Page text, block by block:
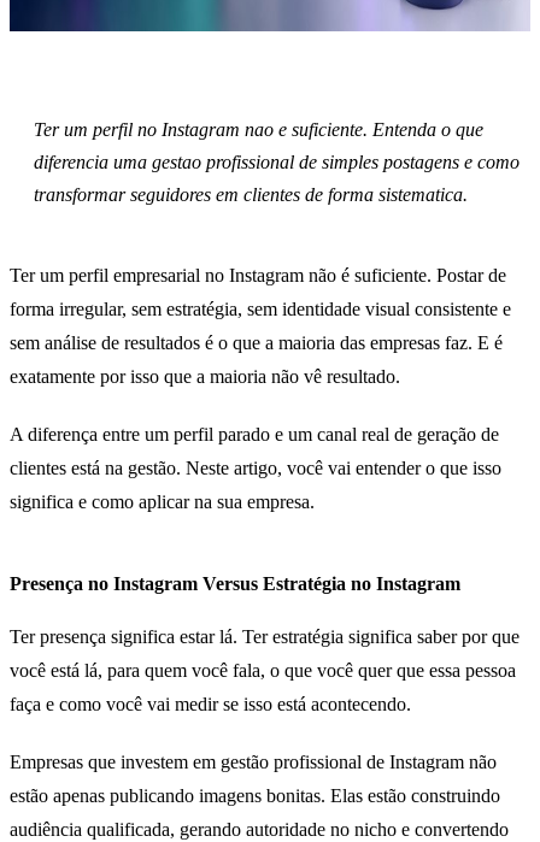
Ter um perfil no Instagram nao e suficiente. Entenda o que
diferencia uma gestao profissional de simples postagens e como
transformar seguidores em clientes de forma sistematica.
Ter um perfil empresarial no Instagram não é suficiente. Postar de
forma irregular, sem estratégia, sem identidade visual consistente e
sem análise de resultados é o que a maioria das empresas faz. E é
exatamente por isso que a maioria não vê resultado.
A diferença entre um perfil parado e um canal real de geração de
clientes está na gestão. Neste artigo, você vai entender o que isso
significa e como aplicar na sua empresa.
Presença no Instagram Versus Estratégia no Instagram
Ter presença significa estar lá. Ter estratégia significa saber por que
você está lá, para quem você fala, o que você quer que essa pessoa
faça e como você vai medir se isso está acontecendo.
Empresas que investem em gestão profissional de Instagram não
estão apenas publicando imagens bonitas. Elas estão construindo
audiência qualificada, gerando autoridade no nicho e convertendo